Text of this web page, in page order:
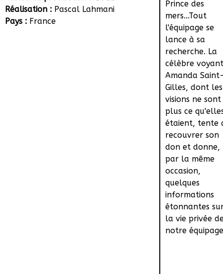
Réalisation : Pascal Lahmani
Pays : France
Prince des
mers...Tout
l'équipage se
lance à sa
recherche. La
célèbre
Amanda
Gilles, dont les
visions ne sont
plus ce
étaient, tente
recouvrer son
don et donne,
par la même
occasion,
quelques
informations
étonnantes
la vie privée
notre